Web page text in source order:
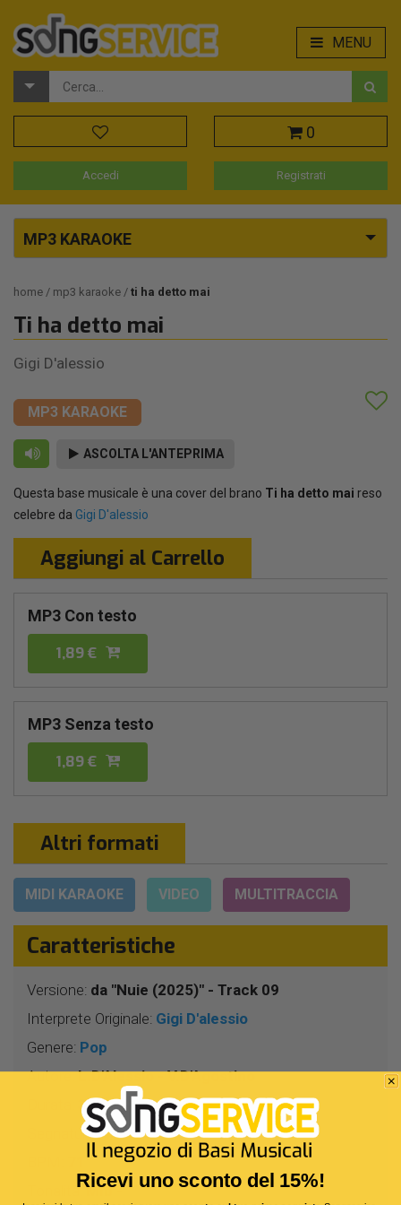
MENU
0
Accedi Registrati
MP3 KARAOKE
home mp3 karaoke ti ha detto mai
Ti ha detto mai
Gigi D'alessio
MP3 KARAOKE
ASCOLTA L'ANTEPRIMA
Questa base musicale è una cover del brano Ti ha detto mai reso
celebre da Gigi D'alessio
Aggiungi al Carrello
MP3 Con testo
1,89 €
MP3 Senza testo
1,89 €
Altri formati
MIDI KARAOKE VIDEO MULTITRACCIA
Caratteristiche
Versione: da "Nuie (2025)" - Track 09
Interprete Originale: Gigi D'alessio
Genere: Pop
Autore:L.D'Alessio - V.D'Agostino
3 Min 46 Sec
Segnatura:4/4
Tonalità: MIb -
Ricevi uno sconto del 15%!